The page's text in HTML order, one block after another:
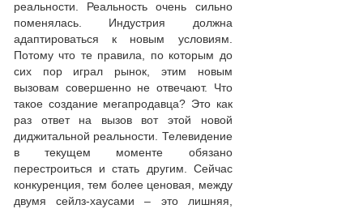
реальности. Реальность очень сильно
поменялась. Индустрия должна
адаптироваться к новым условиям.
Потому что те правила, по которым до
сих пор играл рынок, этим новым
вызовам совершенно не отвечают. Что
такое создание мегапродавца? Это как
раз ответ на вызов вот этой новой
диджитальной реальности. Телевидение
в текущем моменте обязано
перестроиться и стать другим. Сейчас
конкуренция, тем более ценовая, между
двумя сейлз-хаусами – это лишняя,